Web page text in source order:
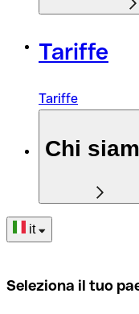
Tariffe
Tariffe
Chi
it
Seleziona il tuo